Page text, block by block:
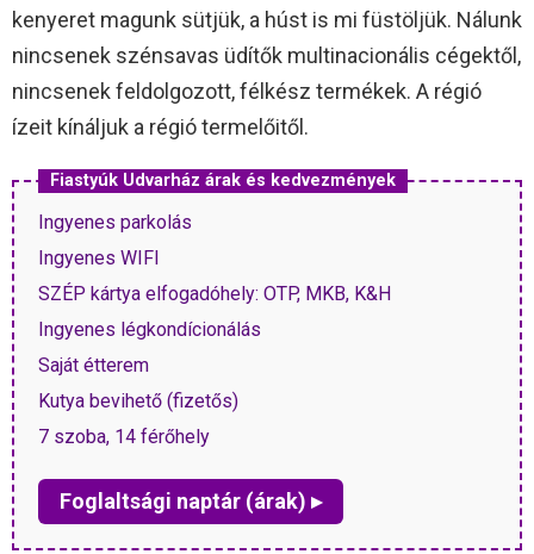
kenyeret magunk sütjük, a húst is mi füstöljük. Nálunk
nincsenek szénsavas üdítők multinacionális cégektől,
nincsenek feldolgozott, félkész termékek. A régió
ízeit kínáljuk a régió termelőitől.
Fiastyúk Udvarház árak és kedvezmények
Ingyenes parkolás
Ingyenes WIFI
SZÉP kártya elfogadóhely: OTP, MKB, K&H
Ingyenes légkondícionálás
Saját étterem
Kutya bevihető (fizetős)
7 szoba, 14 férőhely
Foglaltsági naptár (árak) ▸